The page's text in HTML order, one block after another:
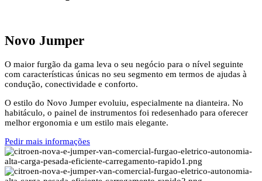
Novo Jumper
O maior furgão da gama leva o seu negócio para o nível seguinte
com características únicas no seu segmento em termos de ajudas à
condução, conectividade e conforto.
O estilo do Novo Jumper evoluiu, especialmente na dianteira. No
habitáculo, o painel de instrumentos foi redesenhado para oferecer
melhor ergonomia e um estilo mais elegante.
Pedir mais informações